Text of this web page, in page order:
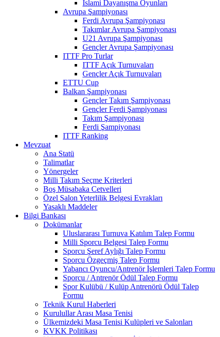
İslami Dayanışma Oyunları
Avrupa Şampiyonası
Ferdi Avrupa Şampiyonası
Takımlar Avrupa Şampiyonası
U21 Avrupa Şampiyonası
Gençler Avrupa Şampiyonası
ITTF Pro Turlar
ITTF Açık Turnuvaları
Gençler Açık Turnuvaları
ETTU Cup
Balkan Şampiyonası
Gençler Takım Şampiyonası
Gençler Ferdi Şampiyonası
Takım Şampiyonası
Ferdi Şampiyonası
ITTF Ranking
Mevzuat
Ana Statü
Talimatlar
Yönergeler
Milli Takım Seçme Kriterleri
Boş Müsabaka Cetvelleri
Özel Salon Yeterlilik Belgesi Evrakları
Yasaklı Maddeler
Bilgi Bankası
Dokümanlar
Uluslararası Turnuva Katılım Talep Formu
Milli Sporcu Belgesi Talep Formu
Sporcu Şeref Aylığı Talep Formu
Sporcu Özgeçmiş Talep Formu
Yabancı Oyuncu/Antrenör İşlemleri Talep Formu
Sporcu / Antrenör Ödül Talep Formu
Spor Kulübü / Kulüp Antrenörü Ödül Talep
Formu
Teknik Kurul Haberleri
Kurulullar Arası Masa Tenisi
Ülkemizdeki Masa Tenisi Kulüpleri ve Salonları
KVKK Politikası